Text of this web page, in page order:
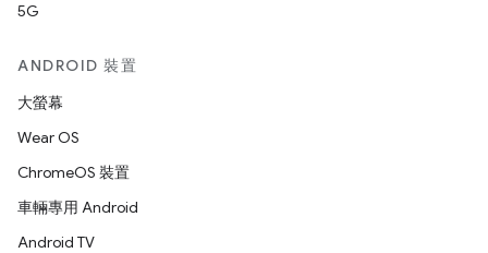
5G
ANDROID 裝置
大螢幕
Wear OS
ChromeOS 裝置
車輛專用 Android
Android TV